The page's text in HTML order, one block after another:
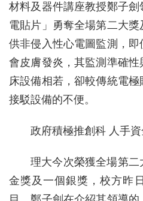
材料及器件講座教授鄭子
電貼片」勇奪全場第二大
供非侵入性心電圖監測，
會皮膚發炎，其監測準確
床設備相若，卻較傳統電
接駁設備的不便。
政府積極推創科 人手資
理大今次榮獲全場第二
金獎及一個銀獎，校方昨